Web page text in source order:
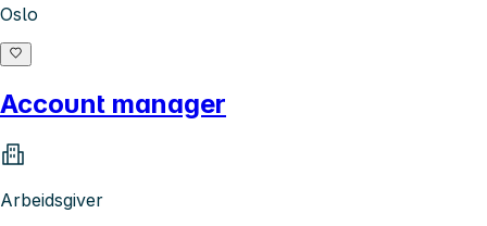
Oslo
Account manager
Arbeidsgiver